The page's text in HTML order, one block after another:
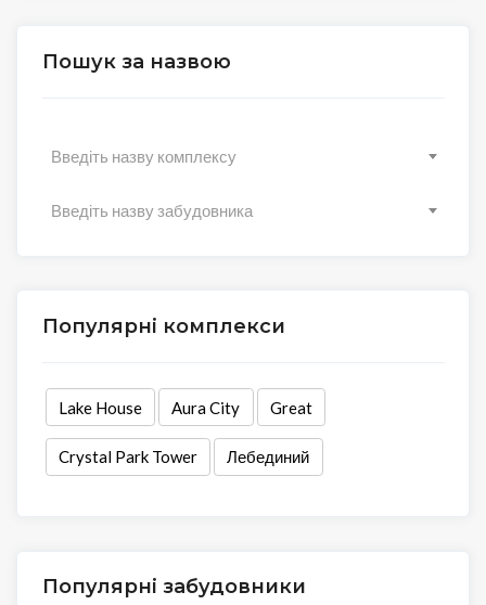
Пошук за назвою
Введіть назву комплексу
Введіть назву забудовника
Популярні комплекси
Lake House Aura City Great
Crystal Park Tower Лебединий
Популярні забудовники